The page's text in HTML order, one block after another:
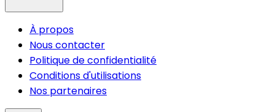
À propos
Nous contacter
Politique de confidentialité
Conditions d'utilisations
Nos partenaires